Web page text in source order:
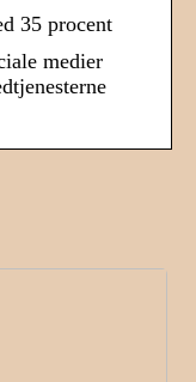
35 procent
medier